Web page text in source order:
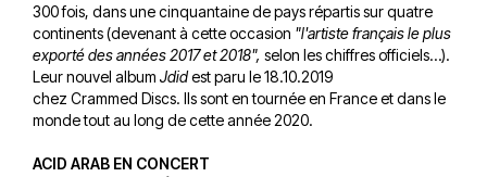
300 fois, dans une cinquantaine de pays répartis sur quatre
continents (devenant à cette occasion "l'artiste français le plus
exporté des années 2017 et 2018", selon les chiffres officiels…).
Leur nouvel album Jdidest paru le 18.10.2019
chez Crammed Discs. Ils sont en tournée en France et dans le
monde tout au long de cette année 2020.
ACID ARAB EN CONCERT